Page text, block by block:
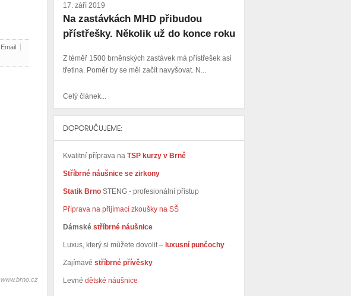
Email
www.brno.cz
17. září 2019
Na zastávkách MHD přibudou
přístřešky. Několik už do konce roku
Z téměř 1500 brněnských zastávek má přístřešek asi
třetina. Poměr by se měl začít navyšovat. N...
Celý článek...
DOPORUČUJEME:
Kvalitní příprava na TSP kurzy v Brně
Stříbrné náušnice se zirkony
Statik Brno STENG - profesionální přístup
Příprava na přijímací zkoušky na SŠ
Dámské stříbrné náušnice
Luxus, který si můžete dovolit – luxusní punčochy
Zajímavé stříbrné přívěsky
Levné dětské náušnice